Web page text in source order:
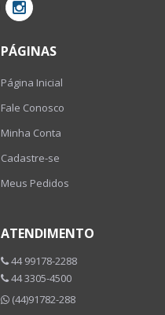
PÁGINAS
Página Inicial
Fale Conosco
Minha Conta
Cadastre-se
Meus Pedidos
ATENDIMENTO
44 99178-2288
44 3305-4500
(44)91782-288